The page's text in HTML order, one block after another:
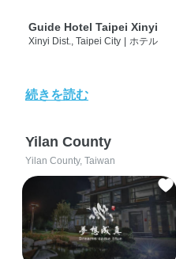
Guide Hotel Taipei Xinyi
Xinyi Dist., Taipei City | ホテル
続きを読む
Yilan County
Yilan County, Taiwan